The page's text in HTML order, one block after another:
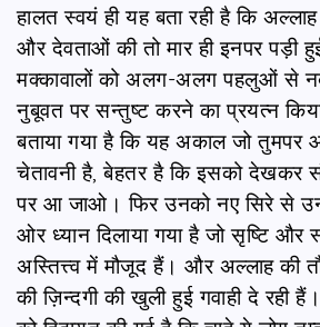
हालत स्वयं ही यह बता रही है कि
और देवताओं की तो मार ही इनपर पड़ी
मक्कावालों को अलग-अलग पहलुओं से
नुबूवत पर सन्तुष्ट करने का प्रयत्न
बताया गया है कि यह अकाल जो तुमपर
चेतावनी है, बेहतर है कि इसको देखकर
पर आ जाओ। फिर उनको नए सिरे से उन
ओर ध्यान दिलाया गया है जो सृष्टि
अस्तित्त्व में मौजूद हैं। और अल्लाह की
की ज़िन्दगी की खुली हुई गवाही दे रही